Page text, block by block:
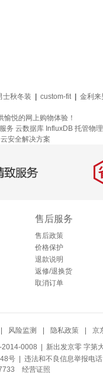
士秋冬装 custom-fit
金利来
悦的网上购物体验！
务 云数据库 InfluxDB 托管物
安全解决方案
服务
售后服务
售后政策
价格保护
退款说明
返修/退换货
取消订单
风险监测 隐私政策 京
2014-0008 | 新出发京零 字第
号| 违法和不良信息举报电
经营证照